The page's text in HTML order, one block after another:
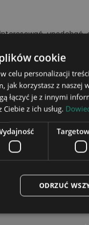
osobie. Z
cookie
celu personalizacji
jak korzystasz z
łączyć je z innymi
z ich usług.
ODRZUĆ